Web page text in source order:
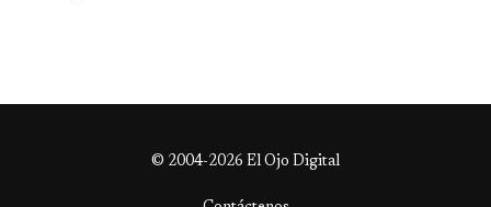
© 2004-2026 El Ojo Digital